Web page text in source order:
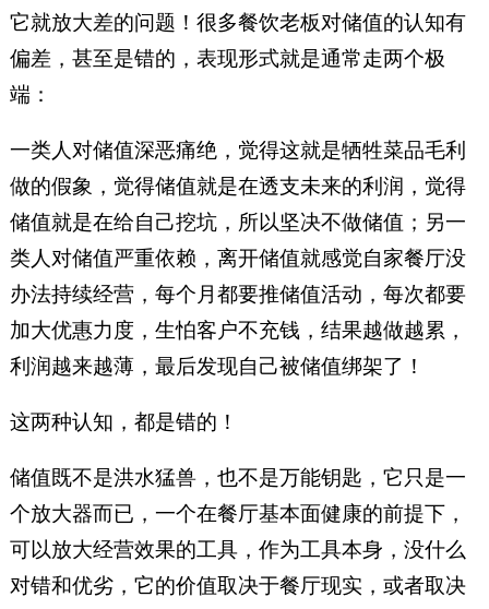
它就放大差的问题！很多餐饮老板对储值的认知有
偏差，甚至是错的，表现形式就是通常走两个极
端：
一类人对储值深恶痛绝，觉得这就是牺牲菜品毛利
做的假象，觉得储值就是在透支未来的利润，觉得
储值就是在给自己挖坑，所以坚决不做储值；另一
类人对储值严重依赖，离开储值就感觉自家餐厅没
办法持续经营，每个月都要推储值活动，每次都要
加大优惠力度，生怕客户不充钱，结果越做越累，
利润越来越薄，最后发现自己被储值绑架了！
这两种认知，都是错的！
储值既不是洪水猛兽，也不是万能钥匙，它只是一
个放大器而已，一个在餐厅基本面健康的前提下，
可以放大经营效果的工具，作为工具本身，没什么
对错和优劣，它的价值取决于餐厅现实，或者取决